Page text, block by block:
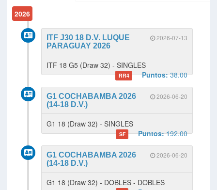
2026
2026-07-13
ITF J30 18 D.V. LUQUE
PARAGUAY 2026
ITF 18 G5 (Draw 32) - SINGLES
RR4 Puntos:38.00
2026-06-20
G1 COCHABAMBA 2026
(14-18 D.V.)
G1 18 (Draw 32) - SINGLES
SF Puntos:192.00
2026-06-20
G1 COCHABAMBA 2026
(14-18 D.V.)
G1 18 (Draw 32) - DOBLES - DOBLES